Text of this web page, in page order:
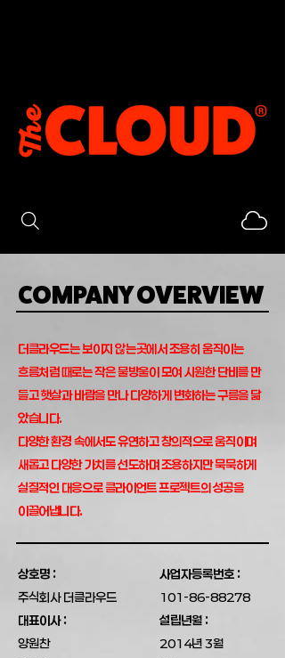
COMPANY OVERVIEW
더클라우드는 보이지 않는곳에서 조용히 움직이는
흐름처럼 때로는 작은 물방울이 모여 시원한 단비를 만
들고 햇살과 바람을 만나 다양하게 변화하는 구름을 닮
았습니다.
다양한 환경 속에서도 유연하고 창의적으로 움직이며
새롭고 다양한 가치를 선도하며 조용하지만 묵묵하게
실질적인 대응으로 클라이언트 프로젝트의 성공을
이끌어냅니다.
사업자등록번호 :
101-86-88278
설립년월 :
2014년 3월
상호명 :
주식회사 더클라우드
대표이사 :
양원찬